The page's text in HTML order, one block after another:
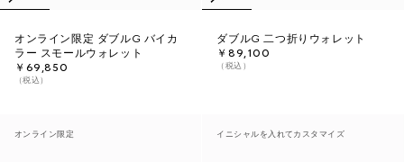
オンライン限定 ダブルG バイカ
ラー スモールウォレット
￥69,850
（税込）
ダブルG 二つ折りウォレット
￥89,100
（税込）
オンライン限定 イニシャルを入れてカスタマイズ